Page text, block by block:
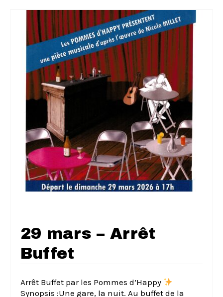
29 mars – Arrêt
Buffet
Arrêt Buffet par les Pommes d’Happy
Synopsis :Une gare, la nuit. Au buffet de la